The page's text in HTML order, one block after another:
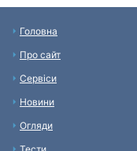
Головна
Про сайт
Сервіси
Новини
Огляди